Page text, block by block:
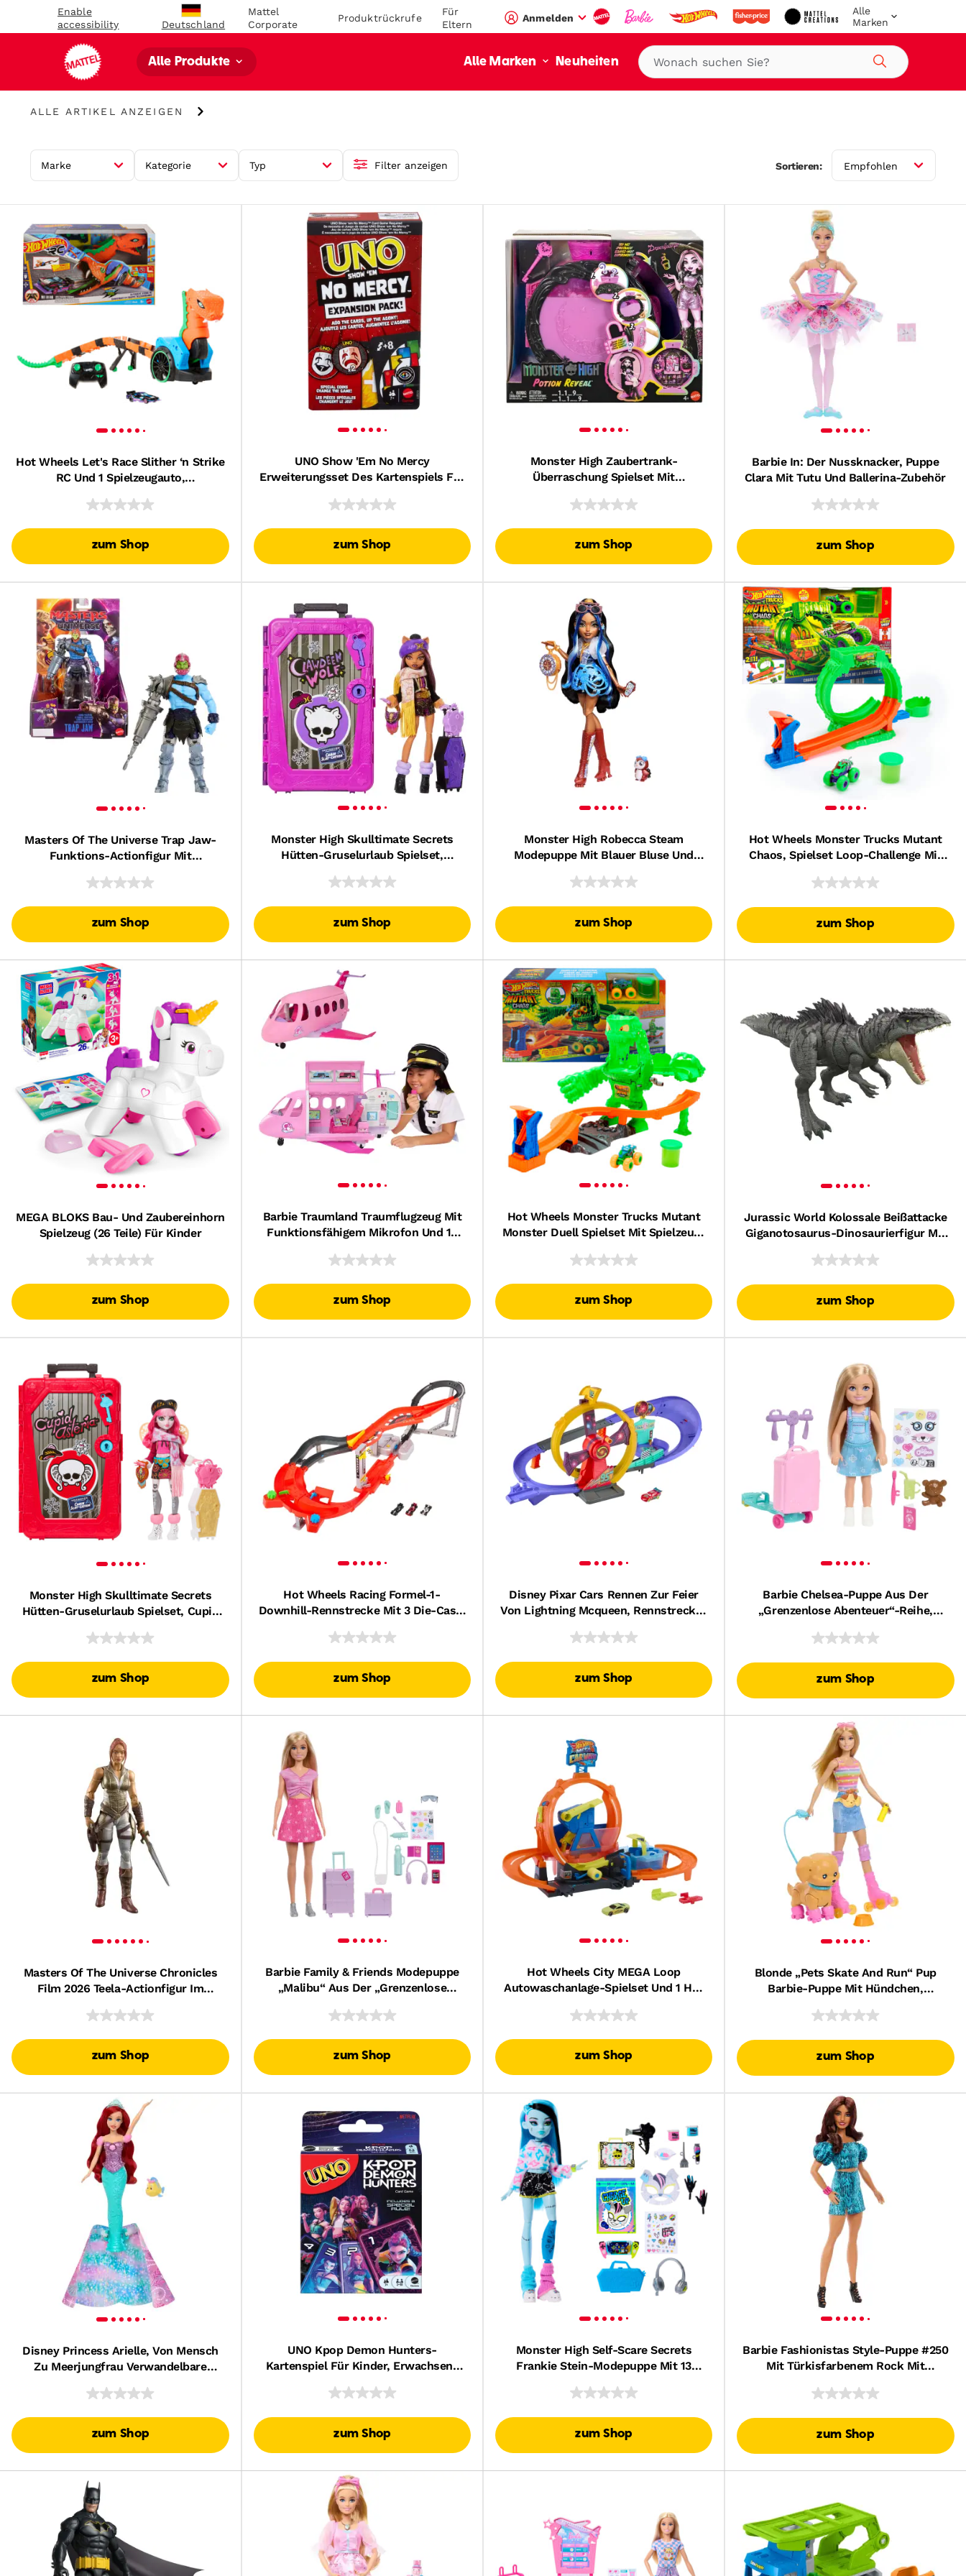
Enable
accessibility
Deutschland
Mattel
Corporate
Produktrückrufe
Für
Eltern
Anmelden
Alle
Marken
Alle Produkte Alle Marken Neuheiten
Suche
Alle
ALLE ARTIKEL ANZEIGEN
Marke Kategorie Typ Filter anzeigen Sortieren: Empfohlen
Hot Wheels Let's Race Slither ‘n Strike
RC Und 1 Spielzeugauto,
Fernbedienung
zum Shop
UNO Show 'Em No Mercy
Erweiterungsset Des Kartenspiels Für
Und Partys
zum Shop
Monster High Zaubertrank-
Überraschung Spielset Mit
Zubehörteilen, Auspack-Erlebnis Mit
zum Shop
Barbie In: Der Nussknacker, Puppe
Clara Mit Tutu Und Ballerina-Zubehör
zum Shop
Masters Of The Universe Trap Jaw-
Funktions-Actionfigur Mit
Und Loslassfunktion
zum Shop
Monster High Skulltimate Secrets
Hütten-Gruselurlaub Spielset,
zum Shop
Monster High Robecca Steam
Modepuppe Mit Blauer Bluse Und
zum Shop
Hot Wheels Monster Trucks Mutant
Chaos, Spielset Loop-Challenge Mit
Slime
zum Shop
MEGA BLOKS Bau- Und Zaubereinhorn
Spielzeug (26 Teile) Für Kinder
zum Shop
Barbie Traumland Traumflugzeug Mit
Funktionsfähigem Mikrofon Und 14
zum Shop
Hot Wheels Monster Trucks Mutant
Monster Duell Spielset Mit Spielzeug-
zum Shop
Jurassic World Kolossale Beißattacke
Giganotosaurus-Dinosaurierfigur Mit
zum Shop
Monster High Skulltimate Secrets
Hütten-Gruselurlaub Spielset, Cupid
zum Shop
Hot Wheels Racing Formel-1-
Downhill-Rennstrecke Mit 3 Die-Cast-
zum Shop
Disney Pixar Cars Rennen Zur Feier
Von Lightning Mcqueen, Rennstrecke-
zum Shop
Barbie Chelsea-Puppe Aus Der
„Grenzenlose Abenteuer“-Reihe,
zum Shop
Masters Of The Universe Chronicles
Film 2026 Teela-Actionfigur Im
zum Shop
Barbie Family & Friends Modepuppe
„Malibu“ Aus Der „Grenzenlose
Zubehörteilen Rund Ums Reisen
zum Shop
Hot Wheels City MEGA Loop
Autowaschanlage-Spielset Und 1 Hot
Maßstab 1:64
zum Shop
Blonde „Pets Skate And Run“ Pup
Barbie-Puppe Mit Hündchen,
zum Shop
Disney Princess Arielle, Von Mensch
Zu Meerjungfrau Verwandelbare
Zubehörteilen
zum Shop
UNO Kpop Demon Hunters-
Kartenspiel Für Kinder, Erwachsene
Inspirierten Spielkarten
zum Shop
Monster High Self-Scare Secrets
Frankie Stein-Modepuppe Mit 13
zum Shop
Barbie Fashionistas Style-Puppe #250
Mit Türkisfarbenem Rock Mit
Oberteil Mit Schlangenmuster Und
zum Shop